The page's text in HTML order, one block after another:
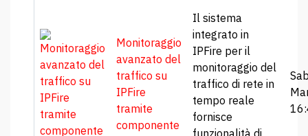
Monitoraggio
avanzato del
traffico su
IPFire
tramite
componente
Il sistema
integrato in
IPFire per il
monitoraggio del
traffico di rete in
tempo reale
fornisce
funzionalità di